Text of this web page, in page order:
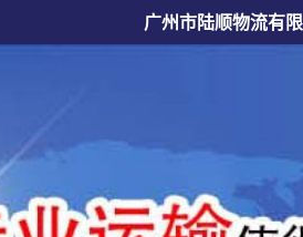
广州市陆顺物流有